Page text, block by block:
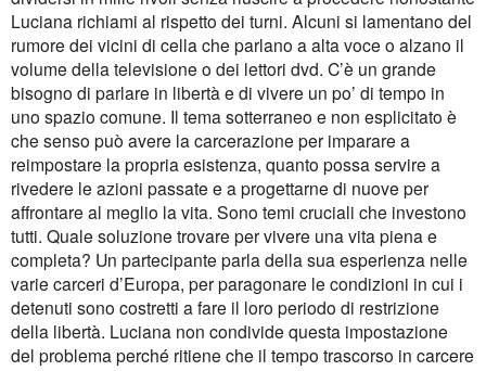
Luciana richiami al rispetto dei turni. Alcuni si lamentano del
rumore dei vicini di cella che parlano a alta voce o alzano il
volume della televisione o dei lettori dvd. C’è un grande
bisogno di parlare in libertà e di vivere un po’ di tempo in
uno spazio comune. Il tema sotterraneo e non esplicitato è
che senso può avere la carcerazione per imparare a
reimpostare la propria esistenza, quanto possa servire a
rivedere le azioni passate e a progettarne di nuove per
affrontare al meglio la vita. Sono temi cruciali che investono
tutti. Quale soluzione trovare per vivere una vita piena e
completa? Un partecipante parla della sua esperienza nelle
varie carceri d’Europa, per paragonare le condizioni in cui i
detenuti sono costretti a fare il loro periodo di restrizione
della libertà. Luciana non condivide questa impostazione
del problema perché ritiene che il tempo trascorso in carcere